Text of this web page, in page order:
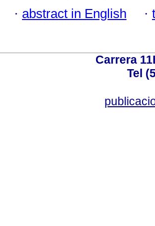
· abstract in English ·
Carrera
Tel